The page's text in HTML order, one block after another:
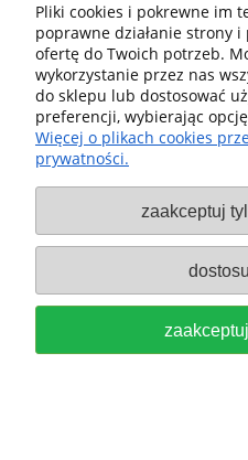
FESTOOL Stół
Pliki cookies i pokrewne im
poprawne działanie strony
ofertę do Twoich potrzeb.
wykorzystanie przez nas
do sklepu lub dostosować
preferencji, wybierając
Więcej o plikach cookies
prywatności.
zaakceptuj